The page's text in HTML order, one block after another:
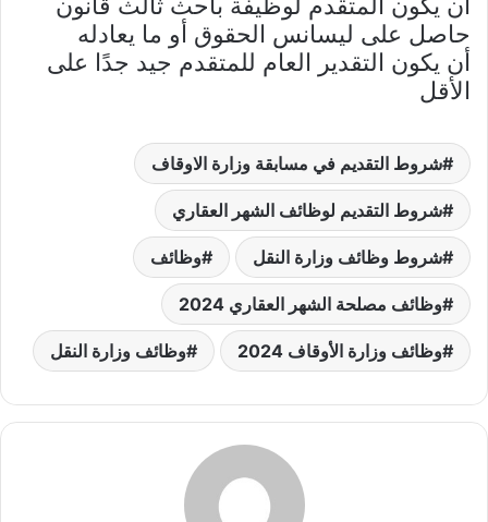
حاصل على ليسانس الحقوق أو ما يعادله
أن يكون التقدير العام للمتقدم جيد جدًا على
الأقل
شروط التقديم في مسابقة وزارة الاوقاف
شروط التقديم لوظائف الشهر العقاري
شروط وظائف وزارة النقل وظائف
وظائف مصلحة الشهر العقاري 2024
وظائف وزارة الأوقاف 2024 وظائف وزارة النقل